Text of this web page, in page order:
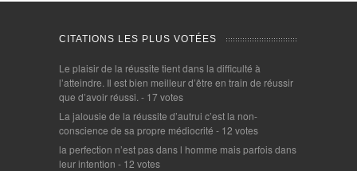
CITATIONS LES PLUS VOTÉES
Le plaisir de la réussite tient dans la difficulté à
l’atteindre. Il est bien meilleur d’être en train de réussir
que d’avoir réussi. - 17 votes
La jalousie de la réussite d’autrui c’est la non-
conscience de sa propre médiocrité - 12 votes
la perfection n’est pas dans l homme mais parfois dans
leur intention - 12 votes